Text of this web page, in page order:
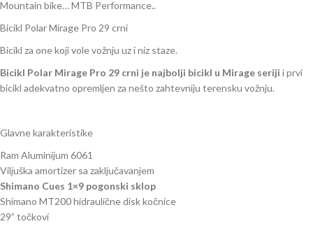
Mountain bike… MTB Performance..
Bicikl Polar Mirage Pro 29 crni
Bicikl za one koji vole vožnju uz i niz staze.
Bicikl Polar Mirage Pro 29 crni je najbolji bicikl u Mirage seriji i prvi
bicikl adekvatno opremljen za nešto zahtevniju terensku vožnju.
Glavne karakteristike
Ram Aluminijum 6061
Viljuška amortizer sa zaključavanjem
Shimano Cues 1×9 pogonski sklop
Shimano MT200 hidraulične disk kočnice
29” točkovi